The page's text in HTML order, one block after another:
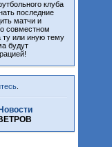
клуба
последние
матчи и
о совместном
ту или иную тему
будут
Новости